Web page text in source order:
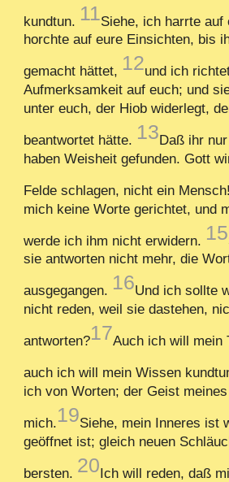
kundtun. 11Siehe, ich harrte auf
horchte auf eure Einsichten, bis
gemacht hättet, 12und ich
Aufmerksamkeit auf euch; und
unter euch, der Hiob widerlegt,
beantwortet hätte. 13Daß ihr
haben Weisheit gefunden. Gott
Felde schlagen, nicht ein Mensch!
mich keine Worte gerichtet, und
werde ich ihm nicht erwidern. 15
sie antworten nicht mehr, die
ausgegangen. 16Und ich sollte
nicht reden, weil sie dastehen,
antworten?17Auch ich will mein
auch ich will mein Wissen
ich von Worten; der Geist
mich.19Siehe, mein Inneres ist
geöffnet ist; gleich neuen
bersten. 20Ich will reden, daß